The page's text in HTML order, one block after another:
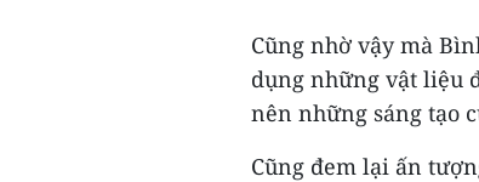
Cũng nhờ vậy mà
dụng những vật liệu
nên những sáng tạo
Cũng đem lại ấn